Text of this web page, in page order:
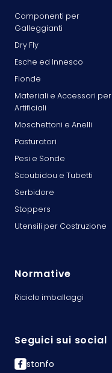
Componenti per
Galleggianti
Dry Fly
Esche ed Innesco
Fionde
Materiali e Accessori per
Artificiali
Moschettoni e Anelli
Pasturatori
Pesi e Sonde
Scoubidou e Tubetti
Serbidore
Stoppers
Utensili per Costruzione
Normative
Riciclo imballaggi
Seguici sui social
stonfo